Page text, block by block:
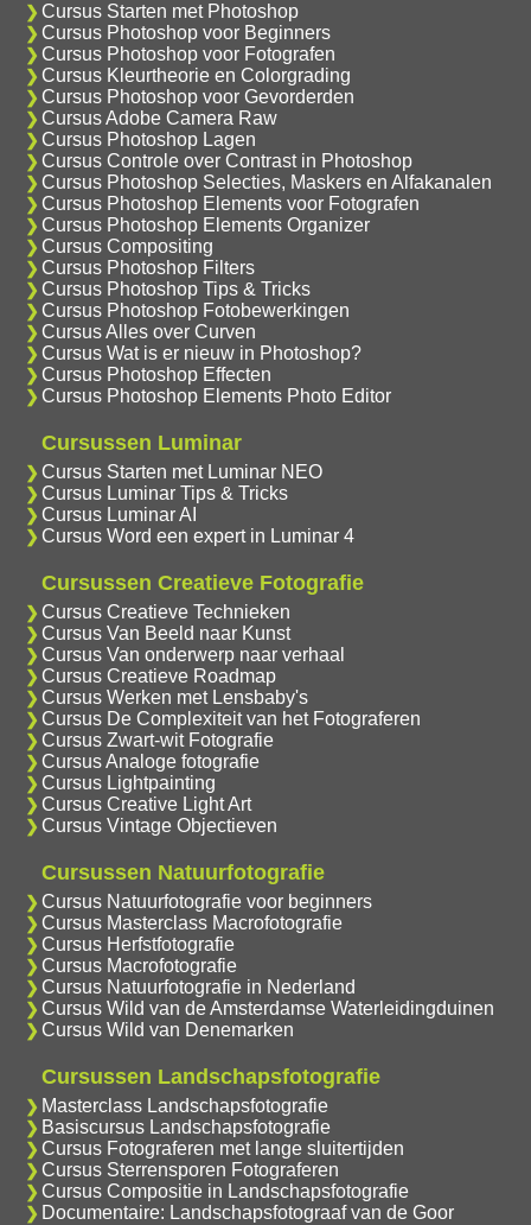
Cursus Starten met Photoshop
Cursus Photoshop voor Beginners
Cursus Photoshop voor Fotografen
Cursus Kleurtheorie en Colorgrading
Cursus Photoshop voor Gevorderden
Cursus Adobe Camera Raw
Cursus Photoshop Lagen
Cursus Controle over Contrast in Photoshop
Cursus Photoshop Selecties, Maskers en Alfakanalen
Cursus Photoshop Elements voor Fotografen
Cursus Photoshop Elements Organizer
Cursus Compositing
Cursus Photoshop Filters
Cursus Photoshop Tips & Tricks
Cursus Photoshop Fotobewerkingen
Cursus Alles over Curven
Cursus Wat is er nieuw in Photoshop?
Cursus Photoshop Effecten
Cursus Photoshop Elements Photo Editor
Cursussen Luminar
Cursus Starten met Luminar NEO
Cursus Luminar Tips & Tricks
Cursus Luminar AI
Cursus Word een expert in Luminar 4
Cursussen Creatieve Fotografie
Cursus Creatieve Technieken
Cursus Van Beeld naar Kunst
Cursus Van onderwerp naar verhaal
Cursus Creatieve Roadmap
Cursus Werken met Lensbaby's
Cursus De Complexiteit van het Fotograferen
Cursus Zwart-wit Fotografie
Cursus Analoge fotografie
Cursus Lightpainting
Cursus Creative Light Art
Cursus Vintage Objectieven
Cursussen Natuurfotografie
Cursus Natuurfotografie voor beginners
Cursus Masterclass Macrofotografie
Cursus Herfstfotografie
Cursus Macrofotografie
Cursus Natuurfotografie in Nederland
Cursus Wild van de Amsterdamse Waterleidingduinen
Cursus Wild van Denemarken
Cursussen Landschapsfotografie
Masterclass Landschapsfotografie
Basiscursus Landschapsfotografie
Cursus Fotograferen met lange sluitertijden
Cursus Sterrensporen Fotograferen
Cursus Compositie in Landschapsfotografie
Documentaire: Landschapsfotograaf van de Goor